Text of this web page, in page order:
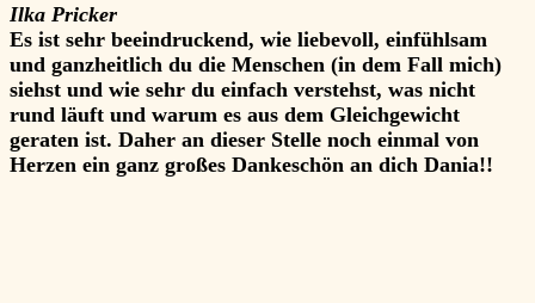
Ilka Pricker
Es ist sehr beeindruckend, wie liebevoll, einfühlsam
und ganzheitlich du die Menschen (in dem Fall mich)
siehst und wie sehr du einfach verstehst, was nicht
rund läuft und warum es aus dem Gleichgewicht
geraten ist. Daher an dieser Stelle noch einmal von
Herzen ein ganz großes Dankeschön an dich Dania!!